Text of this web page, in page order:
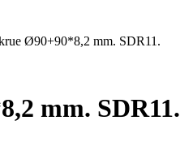
Ø90+90*8,2 mm. SDR11.
mm. SDR11.